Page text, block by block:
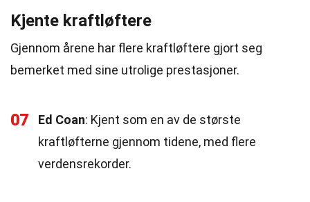
Kjente kraftløftere
Gjennom årene har flere kraftløftere gjort seg
bemerket med sine utrolige prestasjoner.
07 Ed Coan: Kjent som en av de største
kraftløfterne gjennom tidene, med flere
verdensrekorder.